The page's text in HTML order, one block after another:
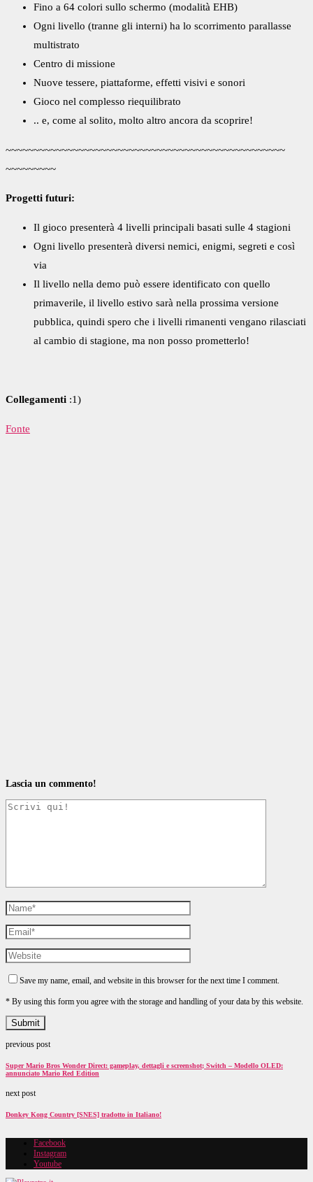
Fino a 64 colori sullo schermo (modalità EHB)
Ogni livello (tranne gli interni) ha lo scorrimento parallasse
multistrato
Centro di missione
Nuove tessere, piattaforme, effetti visivi e sonori
Gioco nel complesso riequilibrato
.. e, come al solito, molto altro ancora da scoprire!
~~~~~~~~~~~~~~~~~~~~~~~~~~~~~~~~~~~~~~~~~~~~~~~~~~
~~~~~~~~~
Progetti futuri:
Il gioco presenterà 4 livelli principali basati sulle 4 stagioni
Ogni livello presenterà diversi nemici, enigmi, segreti e così
via
Il livello nella demo può essere identificato con quello
primaverile, il livello estivo sarà nella prossima versione
pubblica, quindi spero che i livelli rimanenti vengano rilasciati
al cambio di stagione, ma non posso prometterlo!
Collegamenti :1)
Fonte
Lascia un commento!
Save my name, email, and website in this browser for the next time I comment.
* By using this form you agree with the storage and handling of your data by this website.
previous post
Super Mario Bros Wonder Direct: gameplay, dettagli e screenshot; Switch – Modello OLED:
annunciato Mario Red Edition
next post
Donkey Kong Country [SNES] tradotto in Italiano!
Facebook
Instagram
Youtube